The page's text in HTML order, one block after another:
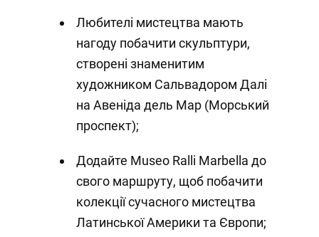
Любителі мистецтва мають
нагоду побачити скульптури,
створені знаменитим
художником Сальвадором Далі
на Авеніда дель Мар (Морський
проспект);
Додайте Museo Ralli Marbella до
свого маршруту, щоб побачити
колекції сучасного мистецтва
Латинської Америки та Європи;